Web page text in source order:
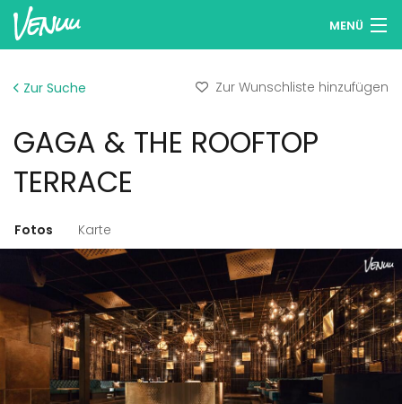
MENÜ
Anmelden
Zur Suche Zur Wunschliste hinzufügen
GAGA & THE ROOFTOP
TERRACE
Fotos Karte